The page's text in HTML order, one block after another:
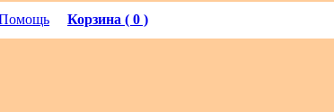
Корзина ( 0 )